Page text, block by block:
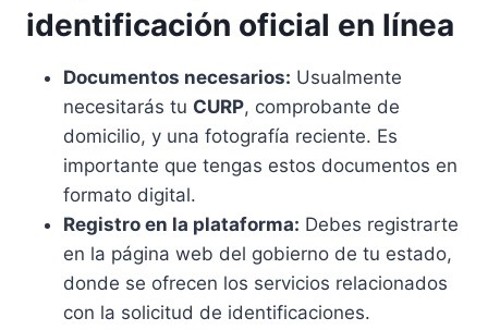
identificación oficial en línea
Documentos necesarios: Usualmente
necesitarás tu CURP, comprobante de
domicilio, y una fotografía reciente. Es
importante que tengas estos documentos en
formato digital.
Registro en la plataforma: Debes registrarte
en la página web del gobierno de tu estado,
donde se ofrecen los servicios relacionados
con la solicitud de identificaciones.